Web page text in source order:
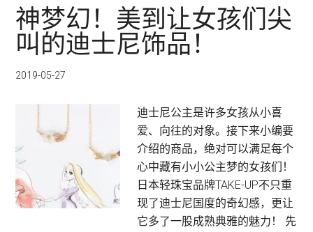
乱
舞]
备！
5
大
舞
台、
电
影
神梦幻！美到让女孩们尖
叫的迪士尼饰品！
2019-05-27
迪士尼公主是许多女孩从小喜
爱、向往的对象。接下来小编要
介绍的商品，绝对可以满足每个
心中藏有小小公主梦的女孩们！
日本轻珠宝品牌TAKE-UP不只重
现了迪士尼国度的奇幻感，更让
它多了一股成熟典雅的魅力！ 先